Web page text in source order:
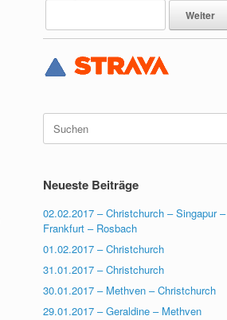
Suchen
nach:
Neueste Beiträge
02.02.2017 – Christchurch – Singapur –
Frankfurt – Rosbach
01.02.2017 – Christchurch
31.01.2017 – Christchurch
30.01.2017 – Methven – Christchurch
29.01.2017 – Geraldine – Methven